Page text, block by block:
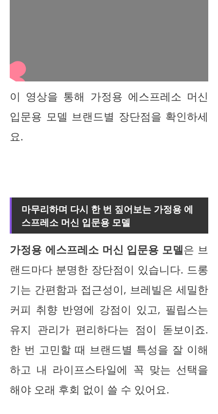
이 영상을 통해 가정용 에스프레소 머신
입문용 모델 브랜드별 장단점을 확인하세
요.
마무리하며 다시 한 번 짚어보는 가정용 에
스프레소 머신 입문용 모델
가정용 에스프레소 머신 입문용 모델은 브
랜드마다 분명한 장단점이 있습니다. 드롱
기는 간편함과 접근성이, 브레빌은 세밀한
커피 취향 반영에 강점이 있고, 필립스는
유지 관리가 편리하다는 점이 돋보이죠.
한 번 고민할 때 브랜드별 특성을 잘 이해
하고 내 라이프스타일에 꼭 맞는 선택을
해야 오래 후회 없이 쓸 수 있어요.